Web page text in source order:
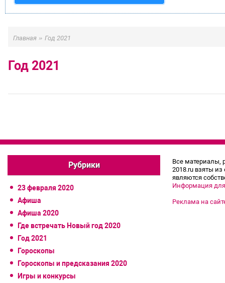
Главная » Год 2021
Год 2021
Рубрики
23 февраля 2020
Афиша
Афиша 2020
Где встречать Новый год 2020
Год 2021
Гороскопы
Гороскопы и предсказания 2020
Игры и конкурсы
Все материалы,
2018.ru взяты
являются
Информация
Реклама на